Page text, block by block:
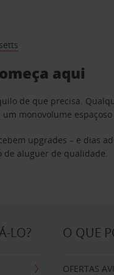
aqui
de que precisa.
monovolume
upgrades – e dias
de aluguer de qualidade.
LO? O QUE
OFERTAS